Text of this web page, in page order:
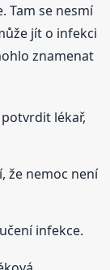
Tam se nesmí
jít o infekci
znamenat
lékař,
že nemoc není
infekce.